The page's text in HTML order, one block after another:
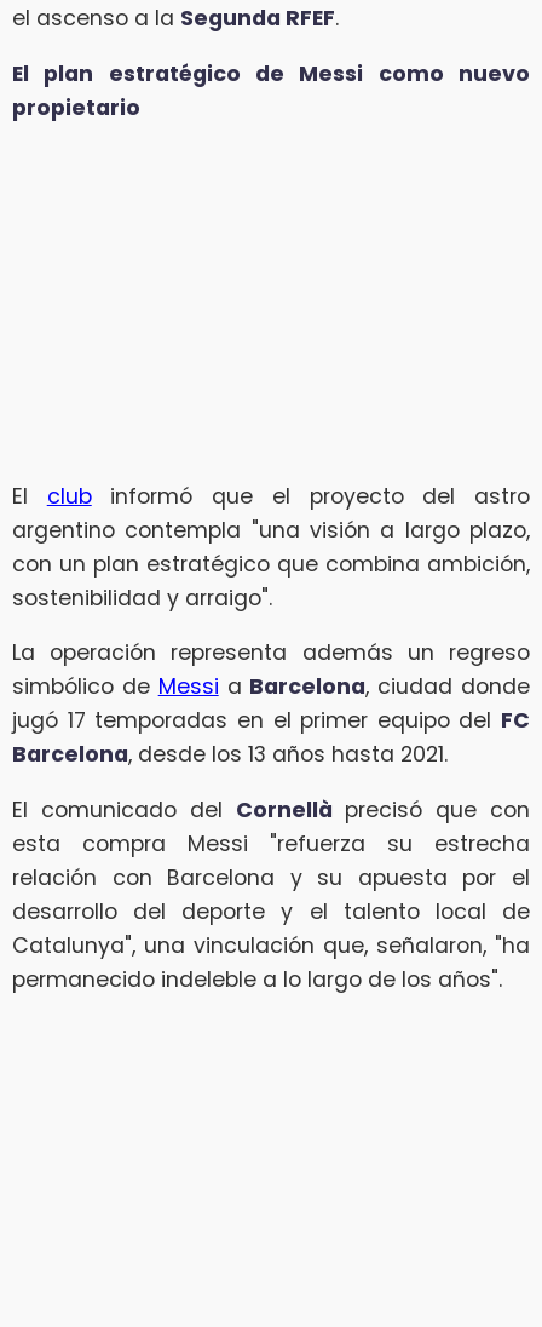
el ascenso a la Segunda RFEF.
El plan estratégico de Messi como nuevo
propietario
El clubinformó que el proyecto del astro
argentino contempla "una visión a largo plazo,
con un plan estratégico que combina ambición,
sostenibilidad y arraigo".
La operación representa además un regreso
simbólico de Messi a Barcelona, ciudad donde
jugó 17 temporadas en el primer equipo del FC
Barcelona, desde los 13 años hasta 2021.
El comunicado del Cornellà precisó que con
esta compra Messi "refuerza su estrecha
relación con Barcelona y su apuesta por el
desarrollo del deporte y el talento local de
Catalunya", una vinculación que, señalaron, "ha
permanecido indeleble a lo largo de los años".